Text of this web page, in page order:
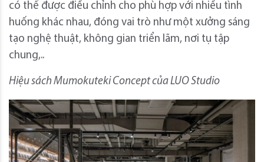
có thể được điều chỉnh cho phù hợp với nhiều tình
huống khác nhau, đóng vai trò như một xưởng sáng
tạo nghệ thuật, không gian triển lãm, nơi tụ tập
chung,..
Hiệu sách Mumokuteki Concept của LUO Studio